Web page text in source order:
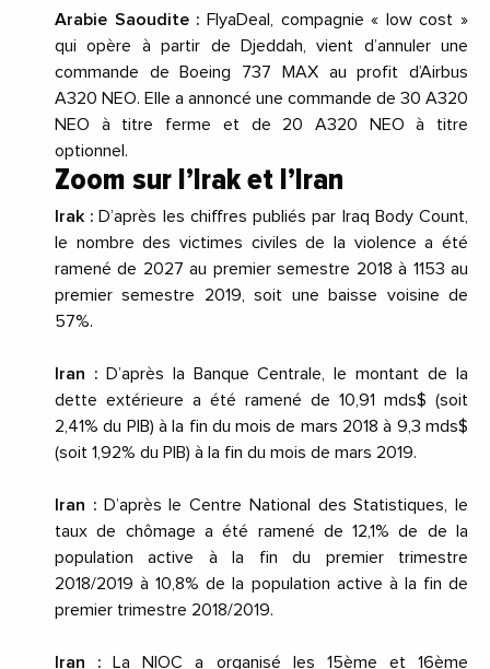
Arabie Saoudite : FlyaDeal, compagnie « low cost »
qui opère à partir de Djeddah, vient d’annuler une
commande de Boeing 737 MAX au profit d’Airbus
A320 NEO. Elle a annoncé une commande de 30 A320
NEO à titre ferme et de 20 A320 NEO à titre
optionnel.
Zoom sur l’Irak et l’Iran
Irak : D’après les chiffres publiés par Iraq Body Count,
le nombre des victimes civiles de la violence a été
ramené de 2027 au premier semestre 2018 à 1153 au
premier semestre 2019, soit une baisse voisine de
57%.
Iran :D’après la Banque Centrale, le montant de la
dette extérieure a été ramené de 10,91 mds$ (soit
2,41% du PIB) à la fin du mois de mars 2018 à 9,3 mds$
(soit 1,92% du PIB) à la fin du mois de mars 2019.
Iran :D’après le Centre National des Statistiques, le
taux de chômage a été ramené de 12,1% de de la
population active à la fin du premier trimestre
2018/2019 à 10,8% de la population active à la fin de
premier trimestre 2018/2019.
Iran : La NIOC a organisé les 15ème et 16ème